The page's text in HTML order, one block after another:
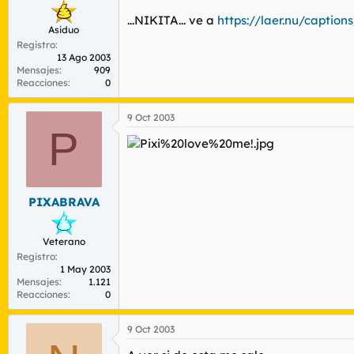
Asiduo
Registro
13 Ago 2003
Mensajes
909
Reacciones
0
...NIKITA... ve a https://laer.nu/
P
PIXABRAVA
Veterano
Registro
1 May 2003
Mensajes
1.121
Reacciones
0
9 Oct 2003
9 Oct 2003